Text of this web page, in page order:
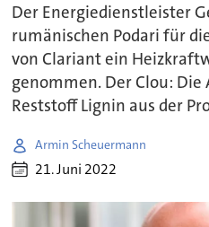
Der Energiedienstleister
rumänischen Podari für
von Clariant ein
genommen. Der Clou:
Reststoff Lignin aus der
Armin Scheuermann
21. Juni 2022